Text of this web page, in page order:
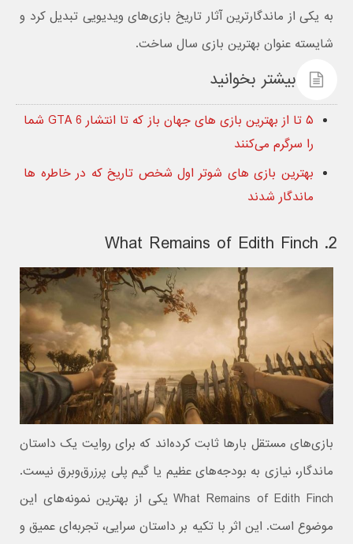
به یکی از ماندگارترین آثار تاریخ بازی‌های ویدیویی تبدیل کرد و
شایسته عنوان بهترین بازی سال ساخت.
بیشتر بخوانید
۵ تا از بهترین بازی های جهان باز که تا انتشار GTA 6 شما
را سرگرم می‌کنند
بهترین بازی های شوتر اول شخص تاریخ که در خاطره ها
ماندگار شدند
2. What Remains of Edith Finch
بازی‌های مستقل بارها ثابت کرده‌اند که برای روایت یک داستان
ماندگار، نیازی به بودجه‌های عظیم یا گیم‌ پلی پرزرق‌وبرق نیست.
What Remains of Edith Finch یکی از بهترین نمونه‌های این
موضوع است. این اثر با تکیه بر داستان‌ سرایی، تجربه‌ای عمیق و